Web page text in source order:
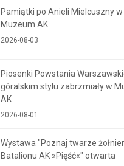
Pamiątki po Anieli Mielcuszny
Muzeum AK
2026-08-03
Piosenki Powstania
góralskim stylu zabrzmiały w
AK
2026-08-01
Wystawa "Poznaj twarze
Batalionu AK »Pięść«" otwarta